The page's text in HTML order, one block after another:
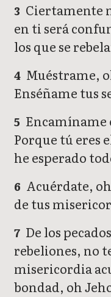
3 Ciertamente
en ti será
los que se
4 Muéstrame,
Enséñame tus
5 Encamíname
Porque tú eres
he esperado
6 Acuérdate,
de tus
7 De los
rebeliones, no
misericordia
bondad, oh